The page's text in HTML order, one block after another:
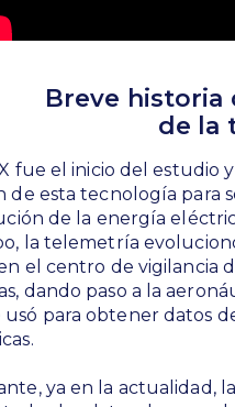
Breve historia
de la
fue el inicio del estudio
de esta tecnología para
de la energía
la telemetría
el centro de vigilancia
dando paso a la
usó para obtener datos
ya en la actualidad,